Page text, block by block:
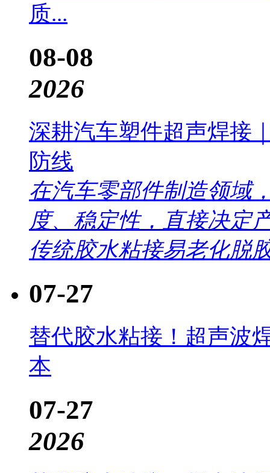
质...
08-08
2026
深耕汽车塑件超声焊接
防线
在汽车零部件制造领域
度、稳定性，直接决定
传统胶水粘接易老化脱
07-27
替代胶水粘接！超声波
本
07-27
2026